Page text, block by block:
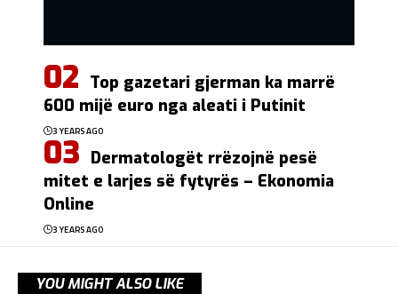
Top gazetari gjerman ka marrë
600 mijë euro nga aleati i Putinit
3 YEARS AGO
Dermatologët rrëzojnë pesë
mitet e larjes së fytyrës – Ekonomia
Online
3 YEARS AGO
YOU MIGHT ALSO LIKE